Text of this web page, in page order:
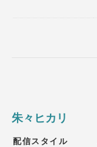
朱々ヒカリ
配信スタイル